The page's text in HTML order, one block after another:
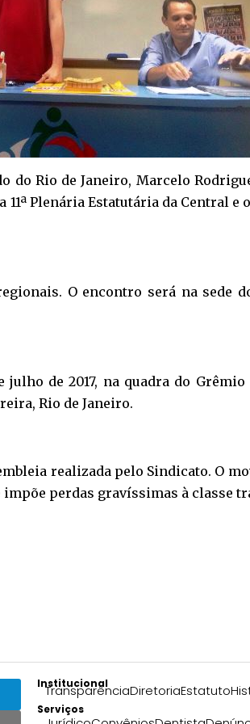
do Rio de Janeiro, Marcelo
Plenária Estatutária da Central
O encontro será na sede
de 2017, na quadra do
Rio de Janeiro.
realizada pelo Sindicato. O
perdas gravíssimas à classe
Institucional
TransparênciaDiretoriaEstatuto
Serviços